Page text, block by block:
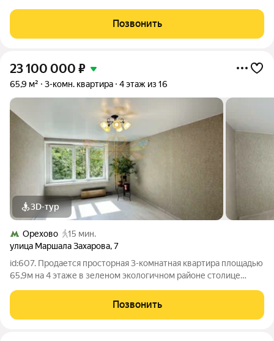
ремонт в 2025 г. Сама квартира уютная, лоджия застекленная,
окна выходят на
Позвонить
23 100 000 ₽
65,9 м² 3-комн. квартира 4 этаж из 16
3D-тур
Орехово
15 мин.
улица Маршала Захарова,7
id:607. Продается просторная 3-комнатная квартира площадью
65,9м на 4 этаже в зеленом экологичном районе столице
удобная кухня, и раздельный
Позвонить